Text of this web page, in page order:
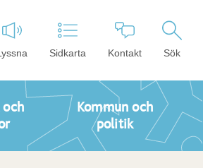
Sidkarta Kontakt Sök
och
Kommun och
politik